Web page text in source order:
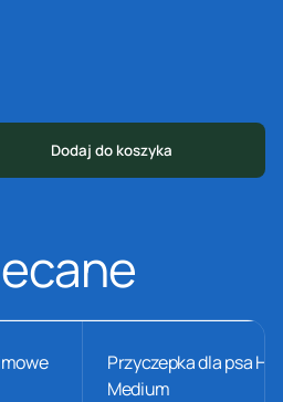
Przyczepka dla psa
Medium